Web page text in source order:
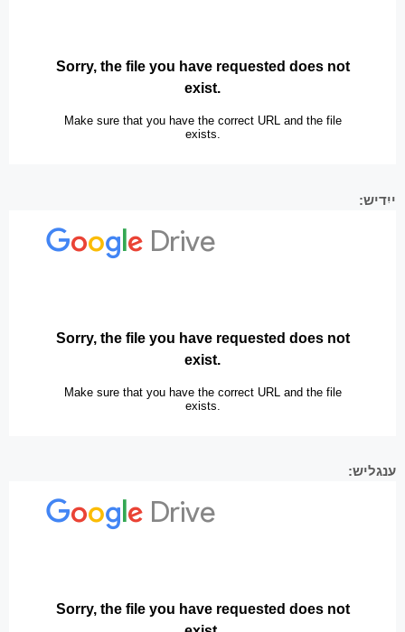
ייִדיש:
ענגליש: